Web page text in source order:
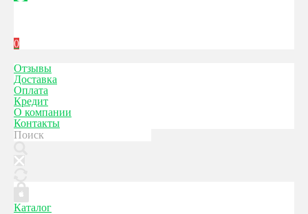
0
Отзывы
Доставка
Оплата
Кредит
О компании
Контакты
Каталог